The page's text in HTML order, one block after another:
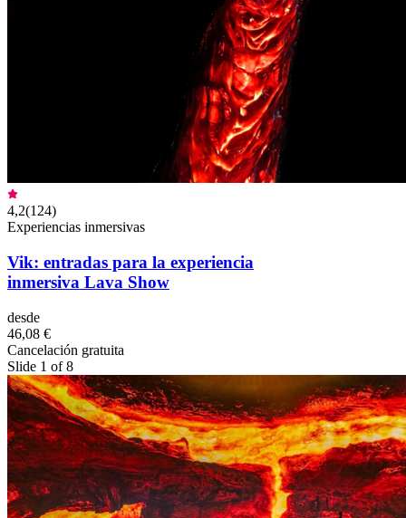
4,2(124)
Experiencias inmersivas
Vik: entradas para la experiencia
inmersiva Lava Show
desde
46,08 €
Cancelación gratuita
Slide 1 of 8